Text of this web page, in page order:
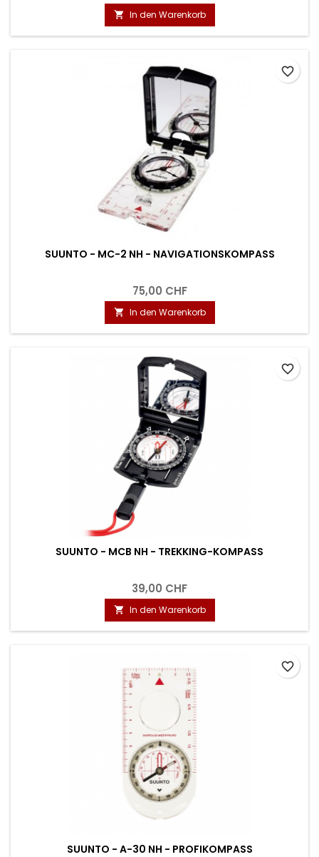
 In den Warenkorb
SUUNTO - MC-2 NH - NAVIGATIONSKOMPASS
75,00 CHF
 In den Warenkorb
favorite_border
SUUNTO - MCB NH - TREKKING-KOMPASS
39,00 CHF
 In den Warenkorb
favorite_border
SUUNTO - A-30 NH - PROFIKOMPASS
favorite_border